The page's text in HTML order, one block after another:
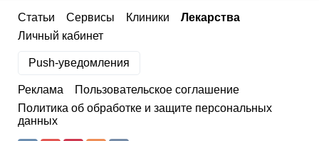
Статьи Сервисы Клиники
Лекарства
Личный кабинет
Push-уведомления
Реклама
Пользовательское соглашение
Политика об обработке и защите персональных
данных